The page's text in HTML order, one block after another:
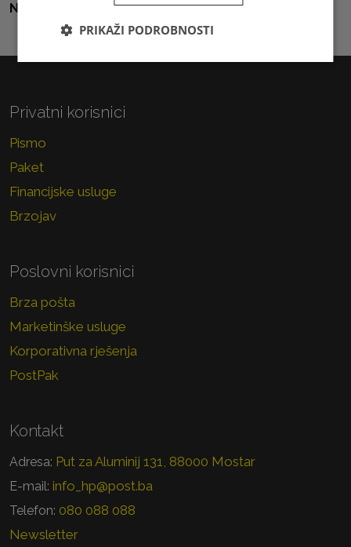
Natrag na sve vijesti
Privatni korisnici
Pismo
Paket
Financijske usluge
Brzojav
Poslovni korisnici
Brza pošta
Marketinške usluge
Korporativna rješenja
PostPak
Kontakt
Adresa: Put za Aluminij 131, 88000 Mostar
E-mail: info_hp@post.ba
Telefon: 080 088 088
Newsletter
PRIKAŽI PODROBNOSTI